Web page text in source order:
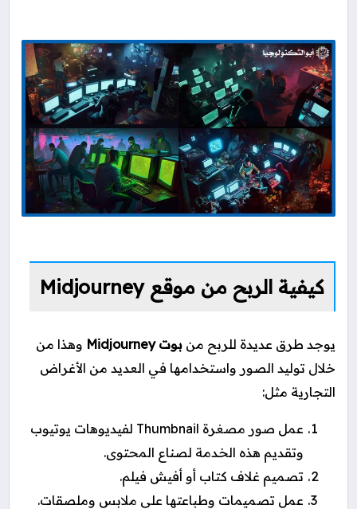
كيفية الربح من موقع Midjourney
يوجد طرق عديدة للربح منبوت Midjourney
وهذا من
خلال توليد الصور واستخدامها في العديد من الأغراض
التجارية مثل:
عمل صور مصغرة Thumbnail لفيديوهات يوتيوب
وتقديم هذه الخدمة لصناع المحتوى.
تصميم غلاف كتاب أو أفيش فيلم.
عمل تصميمات وطباعتها على ملابس وملصقات.